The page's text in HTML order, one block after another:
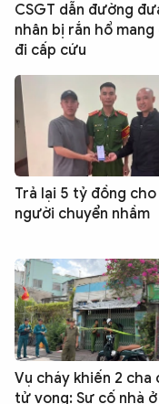
CSGT dẫn đường
nhân bị rắn hổ mang
đi cấp cứu
Trả lại 5 tỷ đồng cho
người chuyển nhầm
Vụ cháy khiến 2 cha
tử vong: Sự cố nhà